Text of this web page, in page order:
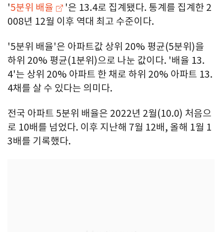
'5분위 배율
'은 13.4로 집계됐다. 통계를 집계한 2
008년 12월 이후 역대 최고 수준이다.
'5분위 배율'은 아파트값 상위 20% 평균(5분위)을
하위 20% 평균(1분위)으로 나눈 값이다. '배율 13.
4'는 상위 20% 아파트 한 채로 하위 20% 아파트 13.
4채를 살 수 있다는 의미다.
전국 아파트 5분위 배율은 2022년 2월(10.0) 처음으
로 10배를 넘었다. 이후 지난해 7월 12배, 올해 1월 1
3배를 기록했다.